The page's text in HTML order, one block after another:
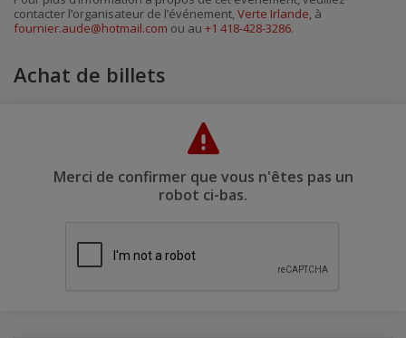
contacter l’organisateur de l’événement, Verte Irlande, à
fournier.aude@hotmail.com ou au +1 418-428-3286.
Achat de billets
Merci de confirmer que vous n'êtes pas un
robot ci-bas.